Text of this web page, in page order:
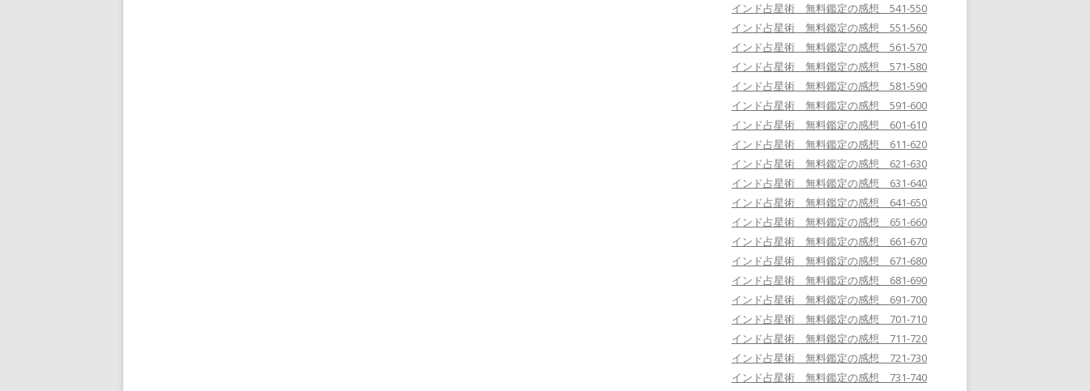
インド占星術 無料鑑定の感想 541-550
インド占星術 無料鑑定の感想 551-560
インド占星術 無料鑑定の感想 561-570
インド占星術 無料鑑定の感想 571-580
インド占星術 無料鑑定の感想 581-590
インド占星術 無料鑑定の感想 591-600
インド占星術 無料鑑定の感想 601-610
インド占星術 無料鑑定の感想 611-620
インド占星術 無料鑑定の感想 621-630
インド占星術 無料鑑定の感想 631-640
インド占星術 無料鑑定の感想 641-650
インド占星術 無料鑑定の感想 651-660
インド占星術 無料鑑定の感想 661-670
インド占星術 無料鑑定の感想 671-680
インド占星術 無料鑑定の感想 681-690
インド占星術 無料鑑定の感想 691-700
インド占星術 無料鑑定の感想 701-710
インド占星術 無料鑑定の感想 711-720
インド占星術 無料鑑定の感想 721-730
インド占星術 無料鑑定の感想 731-740